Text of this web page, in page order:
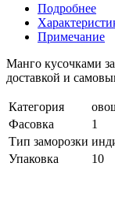
Подробнее
Примечание
Манго кусочками
доставкой и
Категория
Фасовка
1
Тип заморозки
Упаковка
10